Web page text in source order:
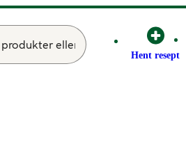
Hent resept